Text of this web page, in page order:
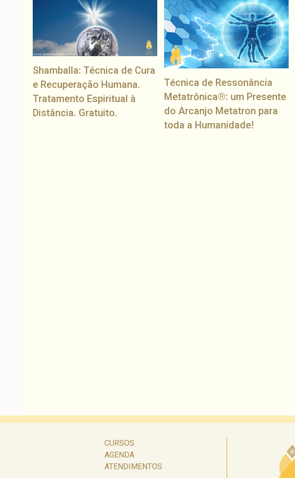
Shamballa: Técnica de Cura
e Recuperação Humana.
Tratamento Espiritual à
Distância. Gratuito.
Técnica de Ressonância
Metatrônica®: um Presente
do Arcanjo Metatron para
toda a Humanidade!
CURSOS
AGENDA
ATENDIMENTOS